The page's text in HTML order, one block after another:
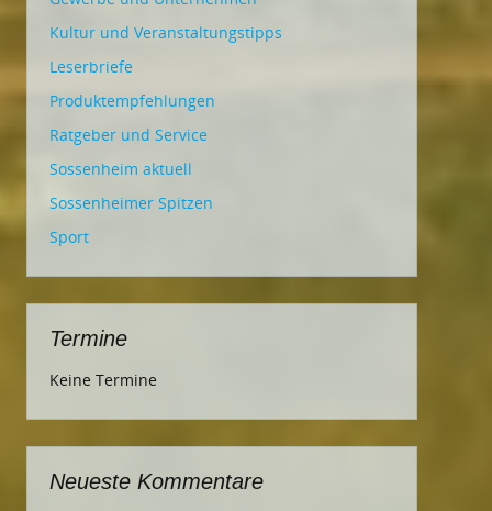
Kultur und Veranstaltungstipps
Leserbriefe
Produktempfehlungen
Ratgeber und Service
Sossenheim aktuell
Sossenheimer Spitzen
Sport
Termine
Keine Termine
Neueste Kommentare